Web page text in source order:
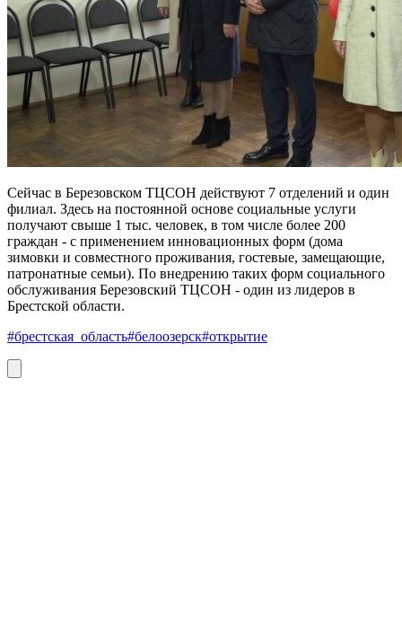
Сейчас в Березовском ТЦСОН действуют 7 отделений и один
филиал. Здесь на постоянной основе социальные услуги
получают свыше 1 тыс. человек, в том числе более 200
граждан - с применением инновационных форм (дома
зимовки и совместного проживания, гостевые, замещающие,
патронатные семьи). По внедрению таких форм социального
обслуживания Березовский ТЦСОН - один из лидеров в
Брестской области.
#брестская_область#белоозерск#открытие